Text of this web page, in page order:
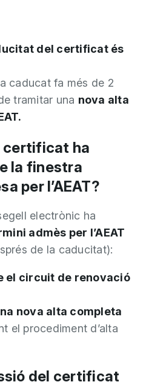
del certificat és
caducat fa més de 2
tramitar una nova alta
certificat ha
la finestra
per l’AEAT?
electrònic ha
admès per l’AEAT
de la caducitat):
el circuit de renovació
nova alta completa
el procediment d’alta
del certificat